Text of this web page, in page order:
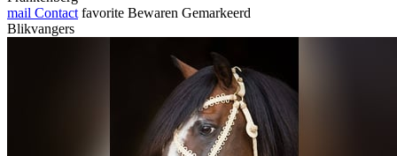
mail Contact favorite Bewaren Gemarkeerd
Blikvangers